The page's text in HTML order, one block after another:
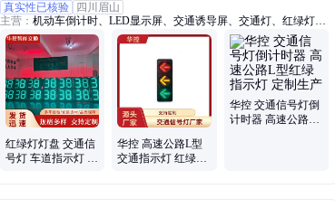
真实性已核验
四川眉山
主营： 机动车倒计时、LED显示屏、交通诱导屏、交通灯、红绿灯、
信号灯、交通灯厂家、圆斑灯、箭头灯、人行道红绿灯、红叉绿箭信
号灯、移动式信号灯、交通信号灯控制机、一体式人行灯、一体式智
能交通信号灯、爆闪灯、太阳能黄闪灯、太阳能爆闪灯、行人过街信
号灯、太阳能移动式信号灯、十字路口警示灯、斑马线交通灯、led智
能红绿灯、一体式红绿灯、交通智能信号控制机
红绿灯灯盘 交通信
号灯 车道指示灯 隧
华控 高速公路L型
交通指示灯 红绿灯
华控 交通信号灯倒
计时器 高速公路L